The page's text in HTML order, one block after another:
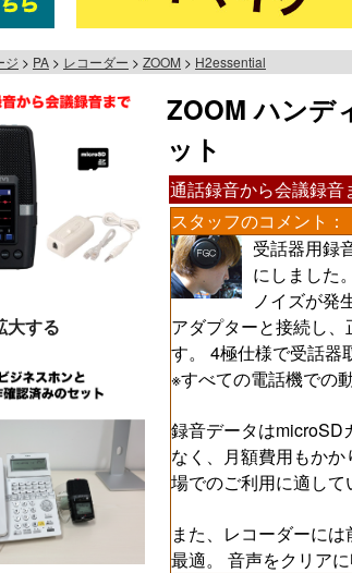
ジ PA レコーダー ZOOM H2essential
大する
ZOOM ハンデ
ット
通話録音から会議録
スタッフのコメント：
受話器用録
にしました
ノイズが発
アダプターと接続し
す。 4極仕様で受話器
※すべての電話機での
録音データはmicroSD
なく、月額費用もか
場でのご利用に適して
また、レコーダーに
最適。 音声をクリア